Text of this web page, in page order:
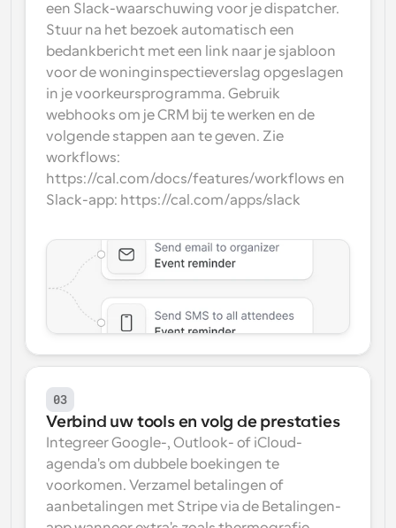
een Slack-waarschuwing voor je dispatcher.
Stuur na het bezoek automatisch een
bedankbericht met een link naar je sjabloon
voor de woninginspectieverslag opgeslagen
in je voorkeursprogramma. Gebruik
webhooks om je CRM bij te werken en de
volgende stappen aan te geven. Zie
workflows:
https://cal.com/docs/features/workflows en
Slack-app: https://cal.com/apps/slack
03
Verbind uw tools en volg de prestaties
Integreer Google-, Outlook- of iCloud-
agenda's om dubbele boekingen te
voorkomen. Verzamel betalingen of
aanbetalingen met Stripe via de Betalingen-